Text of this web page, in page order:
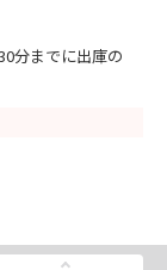
分までに出庫の